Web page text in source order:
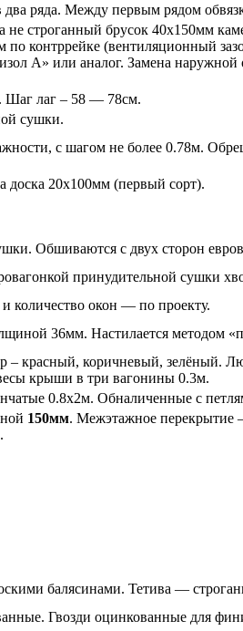
ряда. Между первым рядом
не строганный брусок 40х150мм
контррейке (вентиляционный
А» или аналог. Замена
Шаг лаг – 58 — 78см.
сушки.
с шагом не более 0.78м.
доска 20х100мм (первый сорт).
Обшиваются с двух сторон
принудительной сушки
окон — по проекту.
36мм. Настилается методом
красный, коричневый, зелёный.
крыши в три вагонины 0.3м.
0.8х2м. Обналиченные с
150мм. Межэтажное перекрытие
.
балясинами. Тетива —
Гвозди оцинкованные для